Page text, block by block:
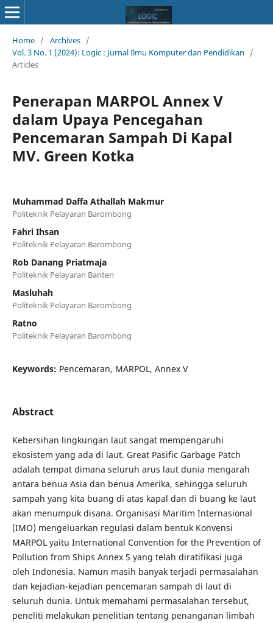
Home / Archives /
Vol. 3 No. 1 (2024): Logic : Jurnal Ilmu Komputer dan Pendidikan
/
Articles
Penerapan MARPOL Annex V
dalam Upaya Pencegahan
Pencemaran Sampah Di Kapal
MV. Green Kotka
Muhammad Daffa Athallah Makmur
Politeknik Pelayaran Barombong
Fahri Ihsan
Politeknik Pelayaran Barombong
Rob Danang Priatmaja
Politeknik Pelayaran Banten
Masluhah
Politeknik Pelayaran Barombong
Ratno
Politeknik Pelayaran Barombong
Keywords: Pencemaran, MARPOL, Annex V
Abstract
Kebersihan lingkungan laut sangat mempengaruhi
ekosistem yang ada di laut. Great Pasific Garbage Patch
adalah tempat dimana seluruh arus laut dunia mengarah
antara benua Asia dan benua Amerika, sehingga seluruh
sampah yang kita buang di atas kapal dan di buang ke laut
akan menumpuk disana. Organisasi Maritim Internasional
(IMO) mengeluarkan regulasi dalam bentuk Konvensi
MARPOL yaitu International Convention for the Prevention of
Pollution from Ships Annex 5 yang telah diratifikasi juga
oleh Indonesia. Namun masih banyak terjadi permasalahan
dan kejadian-kejadian pencemaran sampah di laut di
seluruh dunia. Untuk memahami permasalahan tersebut,
peneliti melakukan penelitian tentang penanganan limbah